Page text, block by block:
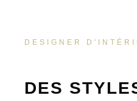
DESIGNER
DES